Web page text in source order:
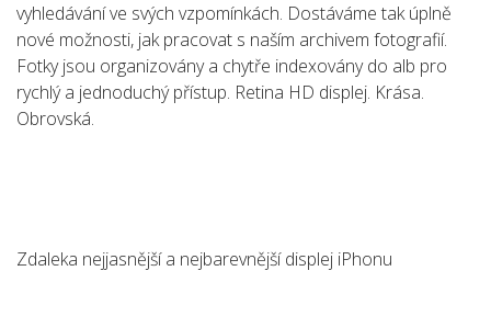
vyhledávání ve svých vzpomínkách. Dostáváme tak úplně
nové možnosti, jak pracovat s naším archivem fotografií.
Fotky jsou organizovány a chytře indexovány do alb pro
rychlý a jednoduchý přístup. Retina HD displej. Krása.
Obrovská.
Zdaleka nejjasnější a nejbarevnější displej iPhonu